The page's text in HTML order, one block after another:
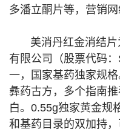
多潘立酮片等，营销网
美消丹红金消结片
有限公司（股票代码
一，国家基药独家规
彝药古方，多个指南
白。0.55g独家黄金规
和基药目录的双加持，